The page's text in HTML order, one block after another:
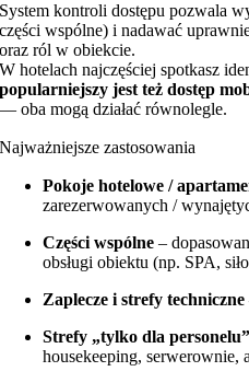
System kontroli dostępu pozwala
części wspólne) i nadawać
oraz ról w obiekcie.
W hotelach najczęściej spotkasz
popularniejszy jest też dostęp
— oba mogą działać równolegle.
Najważniejsze zastosowania
Pokoje hotelowe /
zarezerwowanych /
Części wspólne –
obsługi obiektu (np. SPA,
Zaplecze i strefy techniczne
Strefy „tylko dla personelu”
housekeeping, serwerownie,